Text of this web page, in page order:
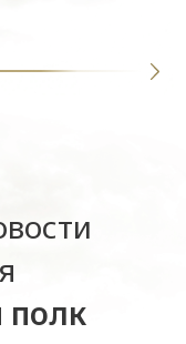
полк